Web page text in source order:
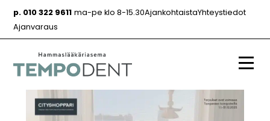
sisältöön
p. 010 322 9611 ma-pe klo 8-15.30AjankohtaistaYhteystiedot
Ajanvaraus